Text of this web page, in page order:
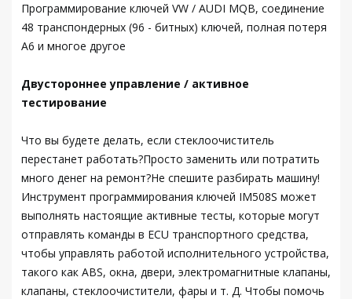
Программирование ключей VW / AUDI MQB, соединение
48 транспондерных (96 - битных) ключей, полная потеря
A6 и многое другое
Двустороннее управление / активное
тестирование
Что вы будете делать, если стеклоочиститель
перестанет работать?Просто заменить или потратить
много денег на ремонт?Не спешите разбирать машину!
Инструмент программирования ключей IM508S может
выполнять настоящие активные тесты, которые могут
отправлять команды в ECU транспортного средства,
чтобы управлять работой исполнительного устройства,
такого как ABS, окна, двери, электромагнитные клапаны,
клапаны, стеклоочистители, фары и т. Д. Чтобы помочь